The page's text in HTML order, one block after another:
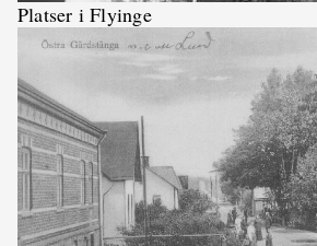
Platser i Flyinge